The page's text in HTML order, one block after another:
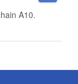
A10.